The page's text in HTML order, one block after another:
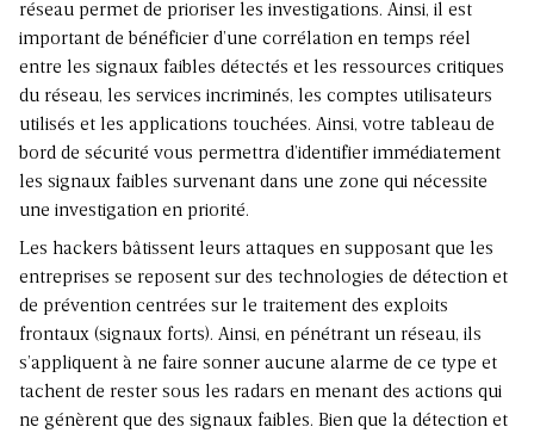
réseau permet de prioriser les investigations. Ainsi, il est
important de bénéficier d’une corrélation en temps réel
entre les signaux faibles détectés et les ressources critiques
du réseau, les services incriminés, les comptes utilisateurs
utilisés et les applications touchées. Ainsi, votre tableau de
bord de sécurité vous permettra d’identifier immédiatement
les signaux faibles survenant dans une zone qui nécessite
une investigation en priorité.
Les hackers bâtissent leurs attaques en supposant que les
entreprises se reposent sur des technologies de détection et
de prévention centrées sur le traitement des exploits
frontaux (signaux forts). Ainsi, en pénétrant un réseau, ils
s’appliquent à ne faire sonner aucune alarme de ce type et
tachent de rester sous les radars en menant des actions qui
ne génèrent que des signaux faibles. Bien que la détection et